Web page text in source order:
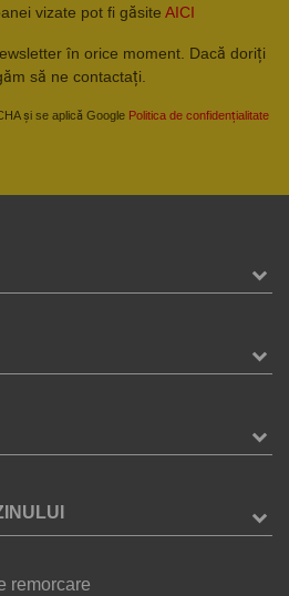
vizate pot fi găsite AICI
în orice moment. Dacă doriți
să ne contactați.
și se aplică Google Politica de confidențialitate
remorcare